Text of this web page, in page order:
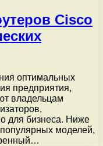
Cisco
оптимальных
предприятия,
владельцам
для бизнеса. Ниже
моделей,